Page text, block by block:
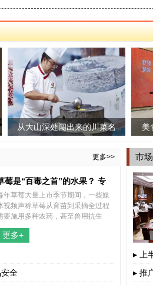
处闯出来的川菜名
美食业“成都工
更多>>
莓是“百毒之首”的水果？ 专
“五问五答”为你解惑
年草莓大量上市季节期间，一些媒
视频声称草莓从育苗到采摘全过程
要施用多种农药，甚至兽用抗生
，认为草莓不能吃。这些视频不断
传播，引起公众关注，也引发了不少
更多+
全
市
▸ 上
▸ 推